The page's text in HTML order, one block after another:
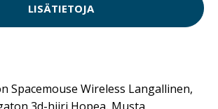
LISÄTIETOJA